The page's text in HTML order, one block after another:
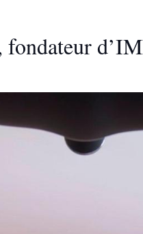
fondateur